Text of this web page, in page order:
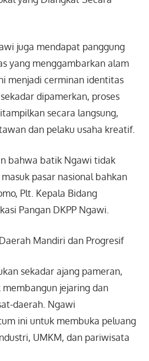
juga mendapat panggung
yang menggambarkan alam
menjadi cerminan identitas
dipamerkan, proses
secara langsung,
dan pelaku usaha kreatif.
bahwa batik Ngawi tidak
pasar nasional bahkan
Plt. Kepala Bidang
Pangan DKPP Ngawi.
Mandiri dan Progresif
sekadar ajang pameran,
jejaring dan
daerah. Ngawi
ini untuk membuka peluang
UMKM, dan pariwisata